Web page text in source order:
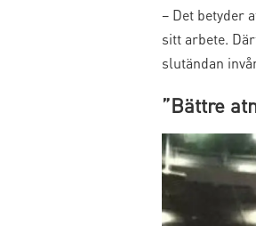
– Det betyder
sitt arbete.
slutändan
”Bättre